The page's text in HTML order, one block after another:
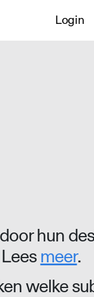
Login
hun
meer.
welke